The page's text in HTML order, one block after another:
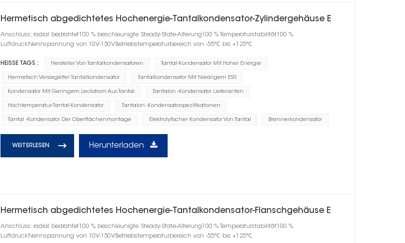
Hermetisch abgedichtetes Hochenergie-Tantalkondensator-Zylindergehäuse E
Anschluss: radial bedrahtet100 % beschleunigte Steady-State-Alterung100 % Temperaturstabilität100 %
LuftdruckNennspannung von 10V-150VBetriebstemperaturbereich von -55℃ bis +125℃
HEISSE TAGS : Hersteller Von Tantalkondensatoren Tantal-Kondensator Mit Hoher Energie
Hermetisch Versiegelter Tantalkondensator Tantalkondensator Mit Niedrigem ESR
Kondensator Mit Geringem Leckstrom Aus Tantal Tantalon -Kondensator Lieferanten
Hochtemperatur-Tantal-Kondensator Tantalon -Kondensatorspezifikationen
Tantal -Kondensator Der Oberflächenmontage Elektrolytischer Kondensator Von Tantal Brennerkondensator
WEITERLESEN Herunterladen
Hermetisch abgedichtetes Hochenergie-Tantalkondensator-Flanschgehäuse E
Anschluss: radial bedrahtet100 % beschleunigte Steady-State-Alterung100 % Temperaturstabilität100 %
LuftdruckNennspannung von 10V-150VBetriebstemperaturbereich von -55℃ bis +125℃